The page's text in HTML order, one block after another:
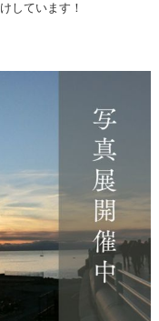
しています！